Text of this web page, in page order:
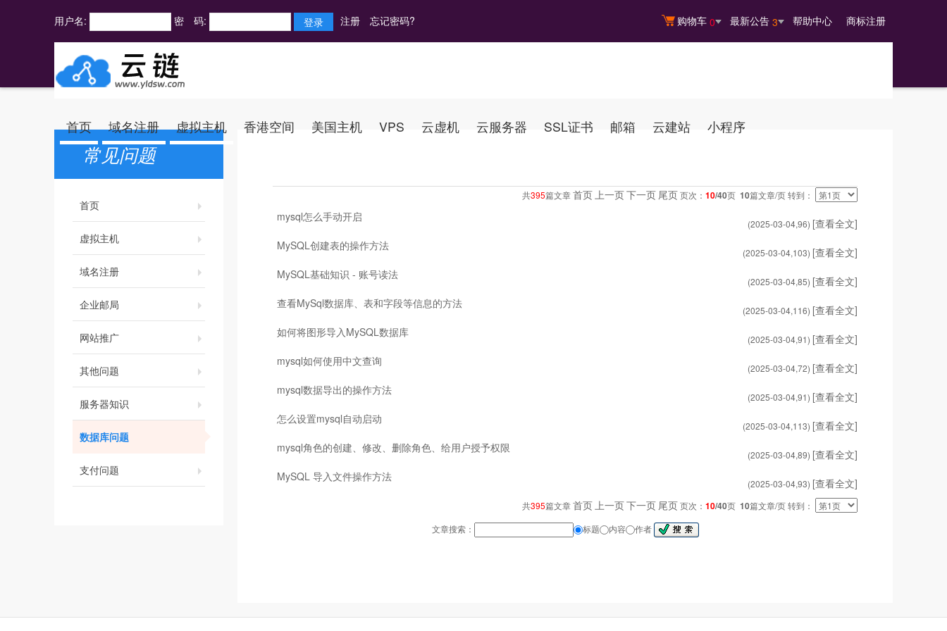
购物车 0 最新公告 3 帮助中心 商标注册
用户名: 密 码: 注册 忘记密码?
首页 域名注册 虚拟主机 香港空间 美国主机 VPS 云虚机 云服务器 SSL证书 邮箱 云建站 小程序
常见问题
首页
虚拟主机
域名注册
企业邮局
网站推广
其他问题
服务器知识
数据库问题
支付问题
共395篇文章首页上一页下一页 尾页页次： 10/40页 10篇文章/页 转到：
mysql怎么手动开启
(2025-03-04,96) [查看全文]
MySQL创建表的操作方法
(2025-03-04,103) [查看全文]
MySQL基础知识 - 账号读法
(2025-03-04,85) [查看全文]
查看MySql数据库、表和字段等信息的方法
(2025-03-04,116) [查看全文]
如何将图形导入MySQL数据库
(2025-03-04,91) [查看全文]
mysql如何使用中文查询
(2025-03-04,72) [查看全文]
mysql数据导出的操作方法
(2025-03-04,91) [查看全文]
怎么设置mysql自动启动
(2025-03-04,113) [查看全文]
mysql角色的创建、修改、删除角色、给用户授予权限
(2025-03-04,89) [查看全文]
MySQL 导入文件操作方法
(2025-03-04,93) [查看全文]
共395篇文章首页上一页下一页 尾页页次： 10/40页 10篇文章/页 转到：
文章搜索：
标题 内容 作者